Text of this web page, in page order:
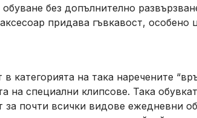
без допълнително
придава гъвкавост,
категорията на така наречените
на специални клипсове. Така
за почти всички видове ежедневни